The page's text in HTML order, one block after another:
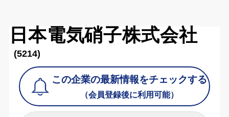
日本電気硝子株式会社
(5214)
この企業の最新情報をチェックする
（会員登録後に利用可能）